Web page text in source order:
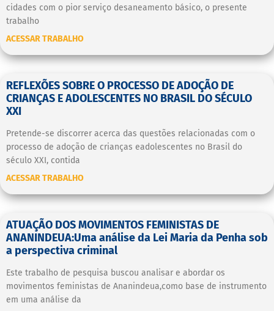
cidades com o pior serviço desaneamento básico, o presente
trabalho
ACESSAR TRABALHO
REFLEXÕES SOBRE O PROCESSO DE ADOÇÃO DE
CRIANÇAS E ADOLESCENTES NO BRASIL DO SÉCULO
XXI
Pretende-se discorrer acerca das questões relacionadas com o
processo de adoção de crianças eadolescentes no Brasil do
século XXI, contida
ACESSAR TRABALHO
ATUAÇÃO DOS MOVIMENTOS FEMINISTAS DE
ANANINDEUA:Uma análise da Lei Maria da Penha sob
a perspectiva criminal
Este trabalho de pesquisa buscou analisar e abordar os
movimentos feministas de Ananindeua,como base de instrumento
em uma análise da